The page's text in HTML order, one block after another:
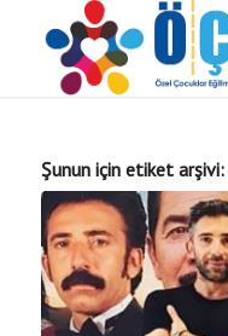
Şunun için etiket arşivi: